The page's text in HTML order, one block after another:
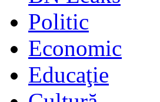
Politic
Economic
Educaţie